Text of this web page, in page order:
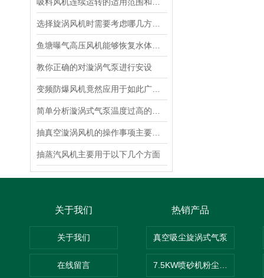
教你正确的对漩涡气泵进行安设
抽蒸汽风机主要用于以下几个方面
关于我们
关于我们
在线留言
热销产品
真空吸尘旋涡式气泵
7.5KW喷砂机粉尘吸尘器